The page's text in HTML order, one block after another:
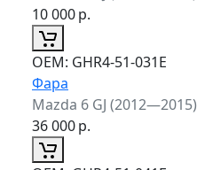
10 000р.
ОЕМ: GHR4-51-031E
Фара
Mazda 6 GJ (2012—2015)
36 000р.